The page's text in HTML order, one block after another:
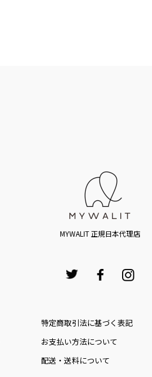
MYWALIT 正規日本代理店
特定商取引法に基づく表記
お⽀払い⽅法について
配送・送料について